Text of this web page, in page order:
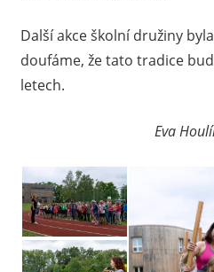
Další akce školní družiny
doufáme, že tato tradice
letech.
Eva